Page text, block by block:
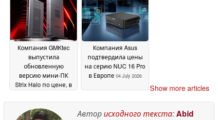
2026
2026
Компания GMKtec
выпустила
обновленную
версию мини-ПК
Strix Halo по цене, в
прежнюю06 July 2026
Компания Asus
подтвердила цены
на серию NUC 16 Pro
в Европе 04 July 2026
Show more articles
Авторисходного текста:Abid